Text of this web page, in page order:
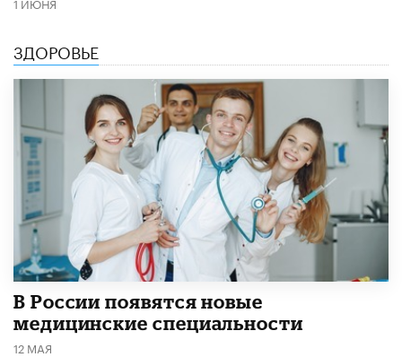
ЗДОРОВЬЕ
В России появятся новые
медицинские специальности
12 МАЯ